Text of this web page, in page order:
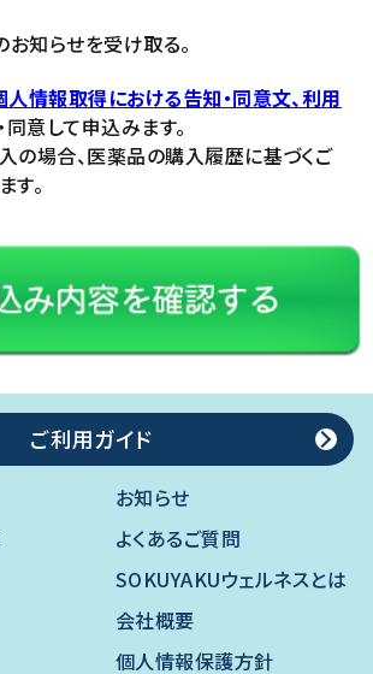
お知らせを受け取る。
人情報取得における告知・同意文、利用
同意して申込みます。
の場合、医薬品の購入履歴に基づくご
す。
ご利用ガイド
お知らせ
よくあるご質問
SOKUYAKUウェルネスとは
会社概要
個人情報保護方針